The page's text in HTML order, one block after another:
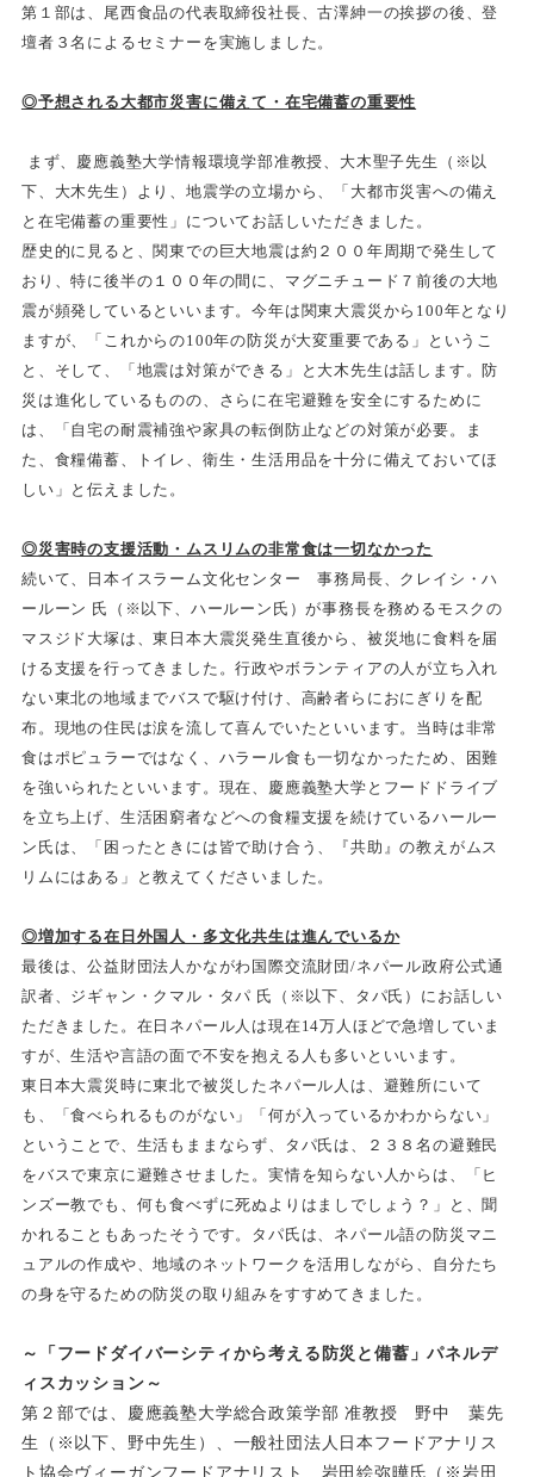
第１部は、尾西食品の代表取締役社長、古澤紳一の挨拶の後、登
壇者３名によるセミナーを実施しました。
◎予想される大都市災害に備えて・在宅備蓄の重要性
まず、慶應義塾大学情報環境学部准教授、大木聖子先生（※以
下、大木先生）より、地震学の立場から、「大都市災害への備え
と在宅備蓄の重要性」についてお話しいただきました。
歴史的に見ると、関東での巨大地震は約２００年周期で発生して
おり、特に後半の１００年の間に、マグニチュード７前後の大地
震が頻発しているといいます。今年は関東大震災から100年となり
ますが、「これからの100年の防災が大変重要である」というこ
と、そして、「地震は対策ができる」と大木先生は話します。防
災は進化しているものの、さらに在宅避難を安全にするために
は、「自宅の耐震補強や家具の転倒防止などの対策が必要。ま
た、食糧備蓄、トイレ、衛生・生活用品を十分に備えておいてほ
しい」と伝えました。
◎災害時の支援活動・ムスリムの非常食は一切なかった
続いて、日本イスラーム文化センター 事務局長、クレイシ・ハ
ールーン 氏（※以下、ハールーン氏）が事務長を務めるモスクの
マスジド大塚は、東日本大震災発生直後から、被災地に食料を届
ける支援を行ってきました。行政やボランティアの人が立ち入れ
ない東北の地域までバスで駆け付け、高齢者らにおにぎりを配
布。現地の住民は涙を流して喜んでいたといいます。当時は非常
食はポピュラーではなく、ハラール食も一切なかったため、困難
を強いられたといいます。現在、慶應義塾大学とフードドライブ
を立ち上げ、生活困窮者などへの食糧支援を続けているハールー
ン氏は、「困ったときには皆で助け合う、『共助』の教えがムス
リムにはある」と教えてくださいました。
◎増加する在日外国人・多文化共生は進んでいるか
最後は、公益財団法人かながわ国際交流財団/ネパール政府公式通
訳者、ジギャン・クマル・タパ 氏（※以下、タパ氏）にお話しい
ただきました。在日ネパール人は現在14万人ほどで急増していま
すが、生活や言語の面で不安を抱える人も多いといいます。
東日本大震災時に東北で被災したネパール人は、避難所にいて
も、「食べられるものがない」「何が入っているかわからない」
ということで、生活もままならず、タパ氏は、２３８名の避難民
をバスで東京に避難させました。実情を知らない人からは、「ヒ
ンズー教でも、何も食べずに死ぬよりはましでしょう？」と、聞
かれることもあったそうです。タパ氏は、ネパール語の防災マニ
ュアルの作成や、地域のネットワークを活用しながら、自分たち
の身を守るための防災の取り組みをすすめてきました。
～「フードダイバーシティから考える防災と備蓄」パネルデ
ィスカッション～
第２部では、慶應義塾大学総合政策学部 准教授 野中 葉先
生（※以下、野中先生）、一般社団法人日本フードアナリス
ト協会ヴィーガンフードアナリスト 岩田絵弥曄氏（※岩田